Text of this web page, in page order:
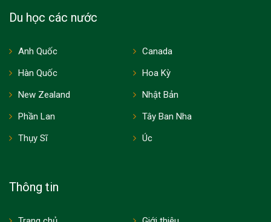
Du học các nước
Anh Quốc
Canada
Hàn Quốc
Hoa Kỳ
New Zealand
Nhật Bản
Phần Lan
Tây Ban Nha
Thụy Sĩ
Úc
Thông tin